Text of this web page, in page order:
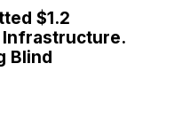
$1.2
Infrastructure.
Blind